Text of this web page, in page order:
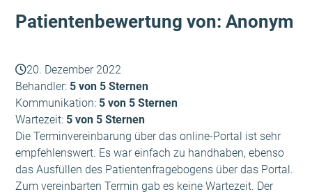
Patientenbewertung von: Anonym
20. Dezember 2022
Behandler: 5 von 5 Sternen
Kommunikation: 5 von 5 Sternen
Wartezeit: 5 von 5 Sternen
Die Terminvereinbarung über das online-Portal ist sehr
empfehlenswert. Es war einfach zu handhaben, ebenso
das Ausfüllen des Patientenfragebogens über das Portal.
Zum vereinbarten Termin gab es keine Wartezeit. Der